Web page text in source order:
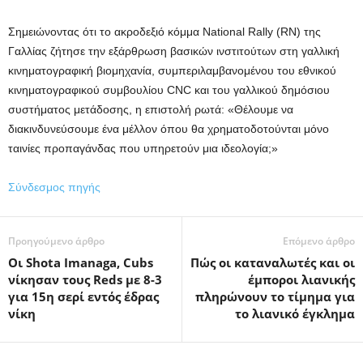
Σημειώνοντας ότι το ακροδεξιό κόμμα National Rally (RN) της
Γαλλίας ζήτησε την εξάρθρωση βασικών ινστιτούτων στη γαλλική
κινηματογραφική βιομηχανία, συμπεριλαμβανομένου του εθνικού
κινηματογραφικού συμβουλίου CNC και του γαλλικού δημόσιου
συστήματος μετάδοσης, η επιστολή ρωτά: «Θέλουμε να
διακινδυνεύσουμε ένα μέλλον όπου θα χρηματοδοτούνται μόνο
ταινίες προπαγάνδας που υπηρετούν μια ιδεολογία;»
Σύνδεσμος πηγής
Προηγούμενο άρθρο
Οι Shota Imanaga, Cubs
νίκησαν τους Reds με 8-3
για 15η σερί εντός έδρας
νίκη
Επόμενο άρθρο
Πώς οι καταναλωτές και οι
έμποροι λιανικής
πληρώνουν το τίμημα για
το λιανικό έγκλημα